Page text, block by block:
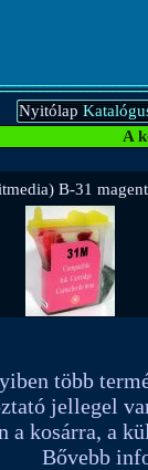
Nyitólap
A
B-31
több
jellegel
a kosárra, a
Bővebb